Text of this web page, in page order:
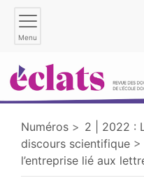
Menu
Numéros
2 | 2022 :
discours scientifique
l’entreprise lié aux